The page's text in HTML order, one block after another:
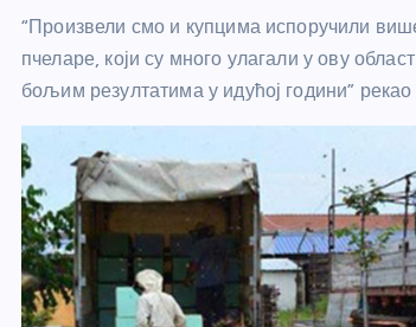
“Произвели смо и купцима испоручили
пчеларе, који су много улагали у ову
бољим резултатима у идућој години”